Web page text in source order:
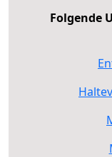
Folgende